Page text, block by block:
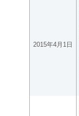
2015年4月1日